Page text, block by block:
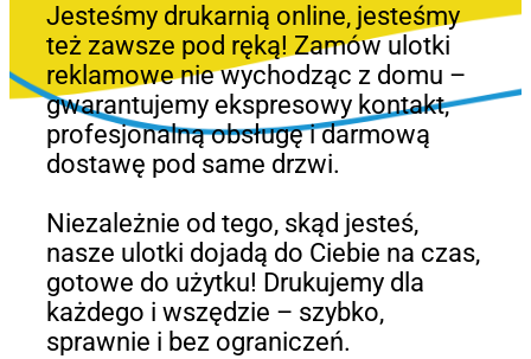
Jesteśmy drukarnią online, jesteśmy
też zawsze pod ręką! Zamów ulotki
reklamowe nie wychodząc z domu –
gwarantujemy ekspresowy kontakt,
profesjonalną obsługę i darmową
dostawę pod same drzwi.
Niezależnie od tego, skąd jesteś,
nasze ulotki dojadą do Ciebie na czas,
gotowe do użytku! Drukujemy dla
każdego i wszędzie – szybko,
sprawnie i bez ograniczeń.